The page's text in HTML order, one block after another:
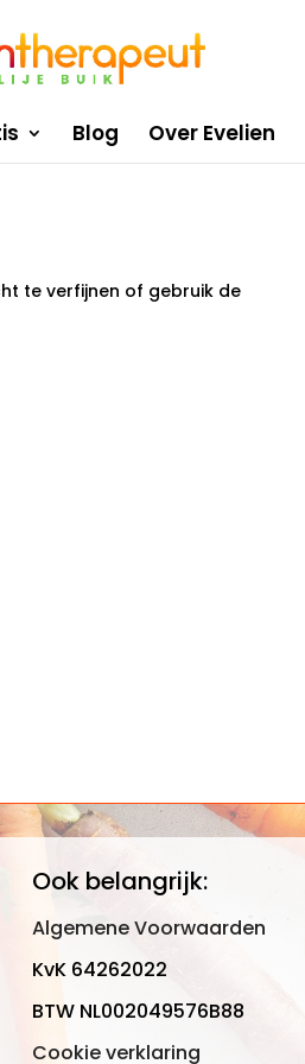
Blog Over Evelien
te verfijnen of gebruik de
Ook belangrijk:
Algemene Voorwaarden
KvK 64262022
BTW NL002049576B88
Cookie verklaring